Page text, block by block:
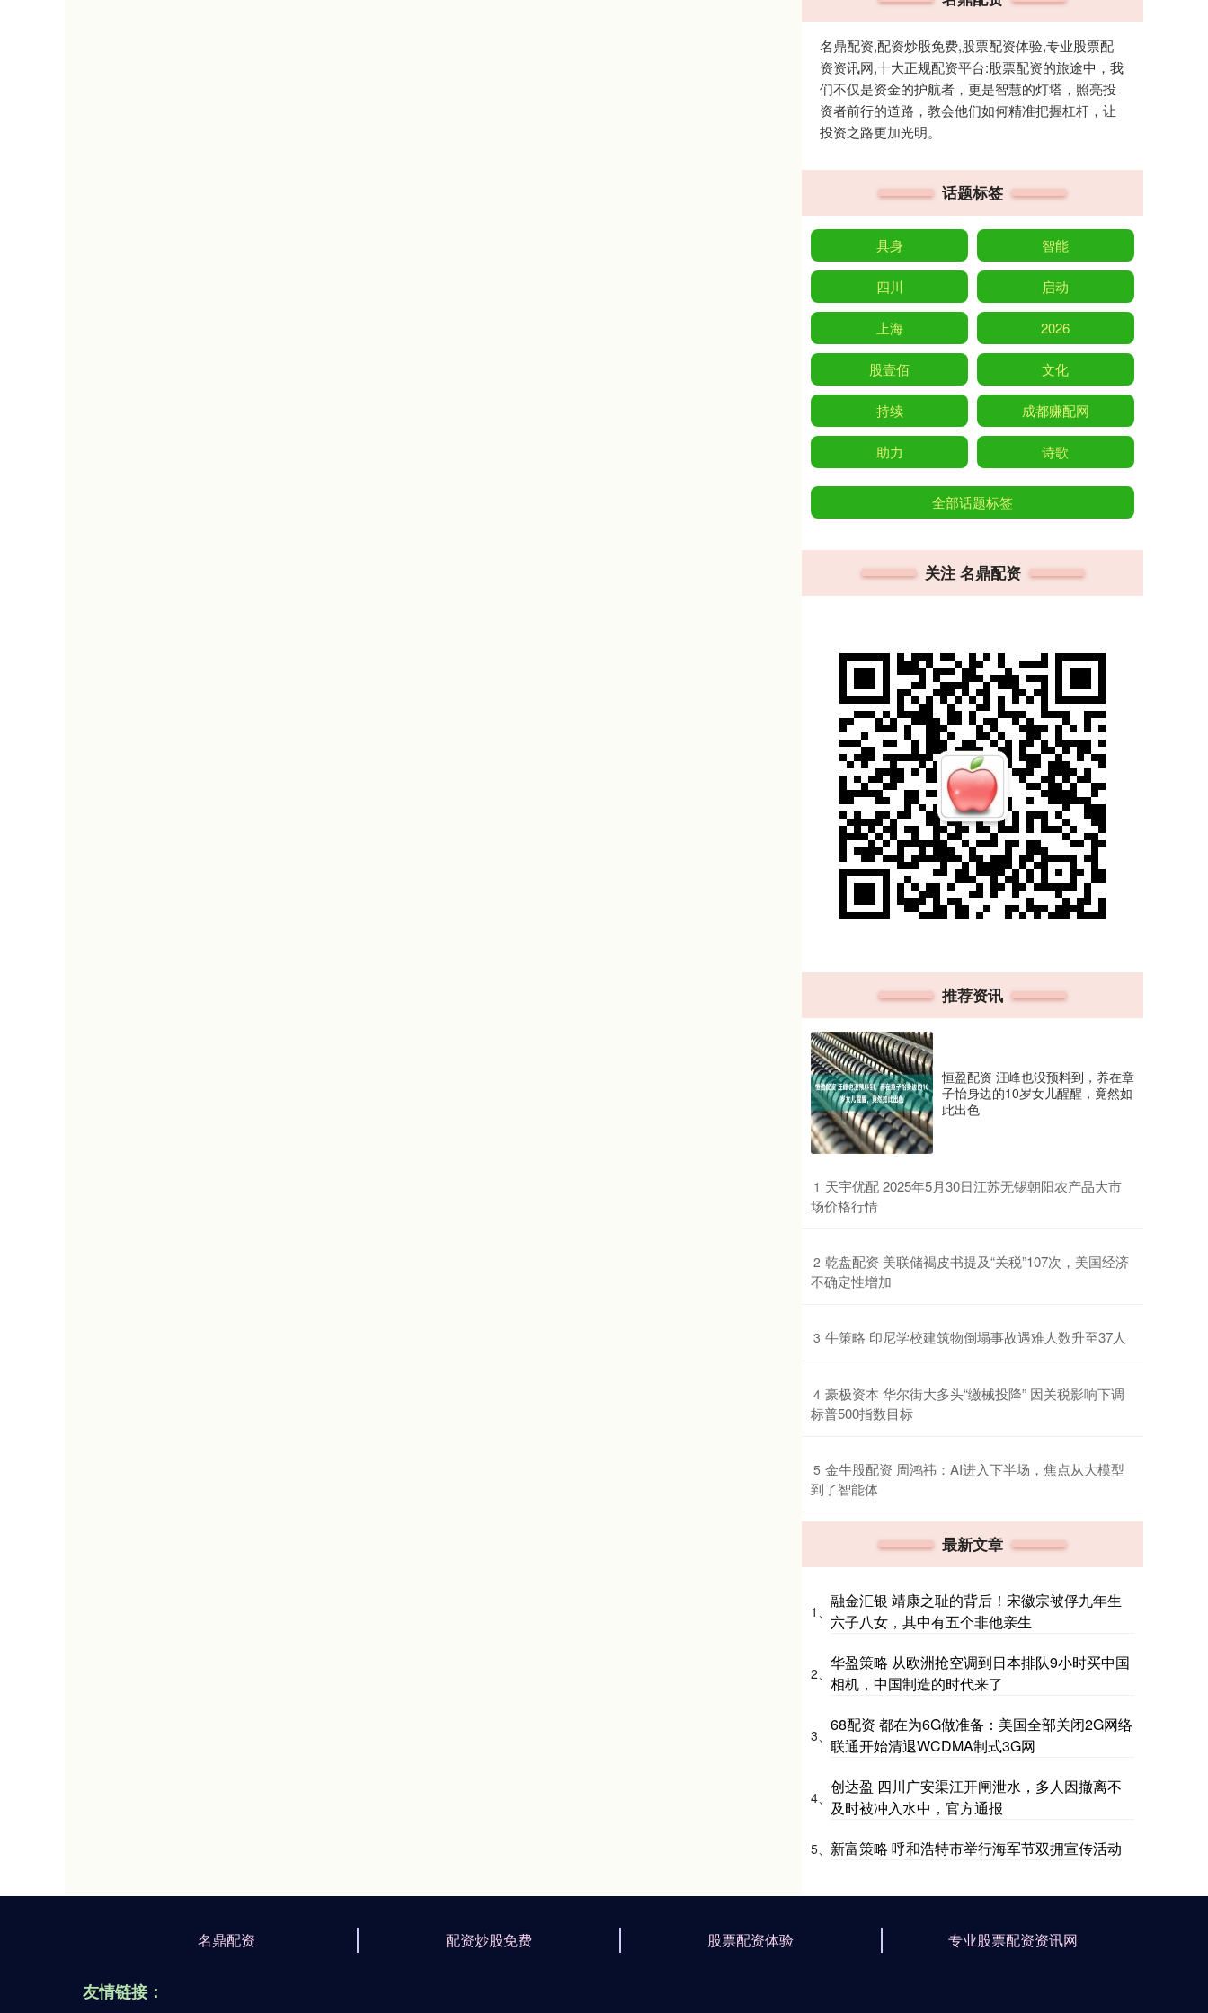
名鼎配资,配资炒股免费,股票配资体验,专业股票配
资资讯网,十大正规配资平台:股票配资的旅途中，我
们不仅是资金的护航者，更是智慧的灯塔，照亮投
资者前行的道路，教会他们如何精准把握杠杆，让
投资之路更加光明。
话题标签
具身 智能
四川 启动
上海 2026
股壹佰 文化
持续 成都赚配网
助力 诗歌
全部话题标签
关注 名鼎配资
推荐资讯
恒盈配资 汪峰也没预料到，养在章
子怡身边的10岁女儿醒醒，竟然如
此出色
1 ​天宇优配 2025年5月30日江苏无锡朝阳农产品大市
场价格行情
2 ​乾盘配资 美联储褐皮书提及“关税”107次，美国经济
不确定性增加
3 ​牛策略 印尼学校建筑物倒塌事故遇难人数升至37人
4 ​豪极资本 华尔街大多头“缴械投降” 因关税影响下调
标普500指数目标
5 ​金牛股配资 周鸿祎：AI进入下半场，焦点从大模型
到了智能体
最新文章
1、
融金汇银 靖康之耻的背后！宋徽宗被俘九年生
六子八女，其中有五个非他亲生
2、
华盈策略 从欧洲抢空调到日本排队9小时买中国
相机，中国制造的时代来了
3、
68配资 都在为6G做准备：美国全部关闭2G网络
联通开始清退WCDMA制式3G网
4、
创达盈 四川广安渠江开闸泄水，多人因撤离不
及时被冲入水中，官方通报
5、 新富策略 呼和浩特市举行海军节双拥宣传活动
名鼎配资 配资炒股免费 股票配资体验 专业股票配资资讯网
友情链接：